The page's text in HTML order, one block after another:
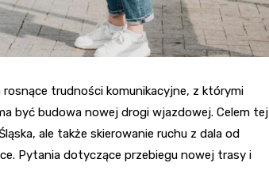
rosnące trudności komunikacyjne, z którymi
być budowa nowej drogi wjazdowej. Celem tej
ale także skierowanie ruchu z dala od
Pytania dotyczące przebiegu nowej trasy i